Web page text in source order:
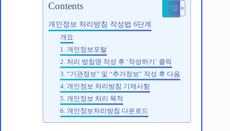
Contents
개인정보 처리방침 작성법 6단계
개요
1. 개인정보포털
2. 처리 방침명 작성 후 ‘작성하기’ 클릭
3. “기관정보” 및 “추가정보” 작성 후 다음
4. 개인정보 처리방침 기재사항
5. 개인정보 처리 목적
6. 개인정보처리방침 다운로드